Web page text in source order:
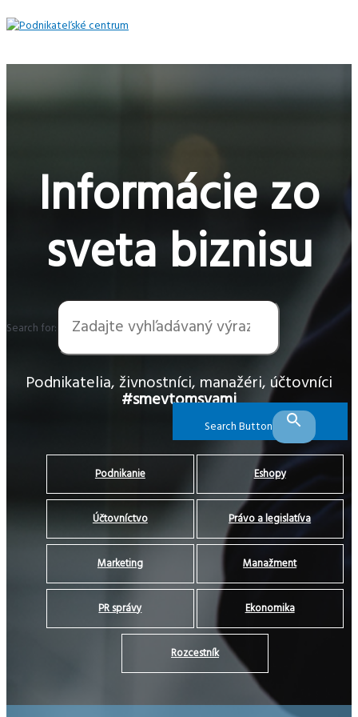
Preskočiť
na
Menu
Informácie zo
sveta biznisu
Search for:
Search Button
Podnikatelia, živnostníci, manažéri, účtovníci
#smevtomsvami
Podnikanie Eshopy
Účtovníctvo Právo a legislatíva
Marketing Manažment
PR správy Ekonomika
Rozcestník